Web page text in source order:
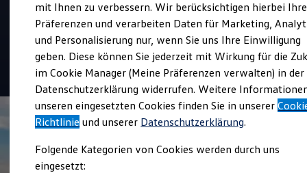
Oldtimer
Bulli Historie
Branchenlösungen & Gewerbekunden
Umbaulösungen und Hersteller finden
Auf- und Umbauten entdecken & konfigurieren
Groß- und Sonderkunden
Großkunden
Kommunen & Behörden
Journalisten
Sportvereine
Branchenlösungen
Gewerbliche Personenbeförderung
Service & mobile Werkstätten
Zweigniederlassung der
Autohaus im Geiseltal
4.9|87 Bewertungen
mit Ihnen zu verbessern. Wir berücksichtigen hierbei Ihre
Präferenzen und verarbeiten Daten für Marketing,
und Personalisierung nur, wenn Sie uns Ihre Einwilligung
geben. Diese können Sie jederzeit mit Wirkung für die
im Cookie Manager (Meine Präferenzen verwalten) in der
Datenschutzerklärung widerrufen. Weitere
unseren eingesetzten Cookies finden Sie in unserer
Richtlinie und unserer Datenschutzerklärung.
Folgende Kategorien von Cookies werden durch uns
eingesetzt: